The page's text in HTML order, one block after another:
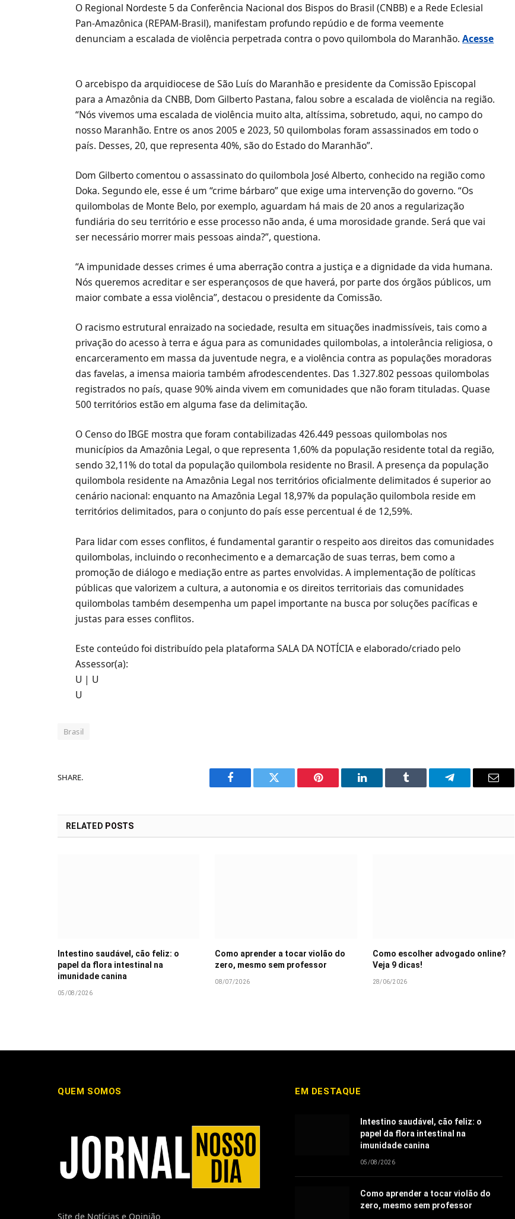
O Regional Nordeste 5 da Conferência Nacional dos Bispos do Brasil (CNBB) e a Rede Eclesial
Pan-Amazônica (REPAM-Brasil), manifestam profundo repúdio e de forma veemente
denunciam a escalada de violência perpetrada contra o povo quilombola do Maranhão.Acesse
O arcebispo da arquidiocese de São Luís do Maranhão e presidente da Comissão Episcopal
para a Amazônia da CNBB, Dom Gilberto Pastana, falou sobre a escalada de violência na região.
“Nós vivemos uma escalada de violência muito alta, altíssima, sobretudo, aqui, no campo do
nosso Maranhão. Entre os anos 2005 e 2023, 50 quilombolas foram assassinados em todo o
país. Desses, 20, que representa 40%, são do Estado do Maranhão”.
Dom Gilberto comentou o assassinato do quilombola José Alberto, conhecido na região como
Doka. Segundo ele, esse é um “crime bárbaro” que exige uma intervenção do governo. “Os
quilombolas de Monte Belo, por exemplo, aguardam há mais de 20 anos a regularização
fundiária do seu território e esse processo não anda, é uma morosidade grande. Será que vai
ser necessário morrer mais pessoas ainda?”, questiona.
“A impunidade desses crimes é uma aberração contra a justiça e a dignidade da vida humana.
Nós queremos acreditar e ser esperançosos de que haverá, por parte dos órgãos públicos, um
maior combate a essa violência”, destacou o presidente da Comissão.
O racismo estrutural enraizado na sociedade, resulta em situações inadmissíveis, tais como a
privação do acesso à terra e água para as comunidades quilombolas, a intolerância religiosa, o
encarceramento em massa da juventude negra, e a violência contra as populações moradoras
das favelas, a imensa maioria também afrodescendentes. Das 1.327.802 pessoas quilombolas
registrados no país, quase 90% ainda vivem em comunidades que não foram tituladas. Quase
500 territórios estão em alguma fase da delimitação.
O Censo do IBGE mostra que foram contabilizadas 426.449 pessoas quilombolas nos
municípios da Amazônia Legal, o que representa 1,60% da população residente total da região,
sendo 32,11% do total da população quilombola residente no Brasil. A presença da população
quilombola residente na Amazônia Legal nos territórios oficialmente delimitados é superior ao
cenário nacional: enquanto na Amazônia Legal 18,97% da população quilombola reside em
territórios delimitados, para o conjunto do país esse percentual é de 12,59%.
Para lidar com esses conflitos, é fundamental garantir o respeito aos direitos das comunidades
quilombolas, incluindo o reconhecimento e a demarcação de suas terras, bem como a
promoção de diálogo e mediação entre as partes envolvidas. A implementação de políticas
públicas que valorizem a cultura, a autonomia e os direitos territoriais das comunidades
quilombolas também desempenha um papel importante na busca por soluções pacíficas e
justas para esses conflitos.
Este conteúdo foi distribuído pela plataforma SALA DA NOTÍCIA e elaborado/criado pelo
Assessor(a):
U | U
U
Brasil
SHARE.
Facebook Twitter Pinterest LinkedIn Tumblr Telegram Email
RELATED POSTS
Intestino saudável, cão feliz: o
papel da flora intestinal na
imunidade canina
05/08/2026
Como aprender a tocar violão do
zero, mesmo sem professor
08/07/2026
Como escolher advogado online?
Veja 9 dicas!
28/06/2026
QUEM SOMOS
Site de Notícias e Opinião
EM DESTAQUE
Intestino saudável, cão feliz: o
papel da flora intestinal na
imunidade canina
05/08/2026
Como aprender a tocar violão do
zero, mesmo sem professor